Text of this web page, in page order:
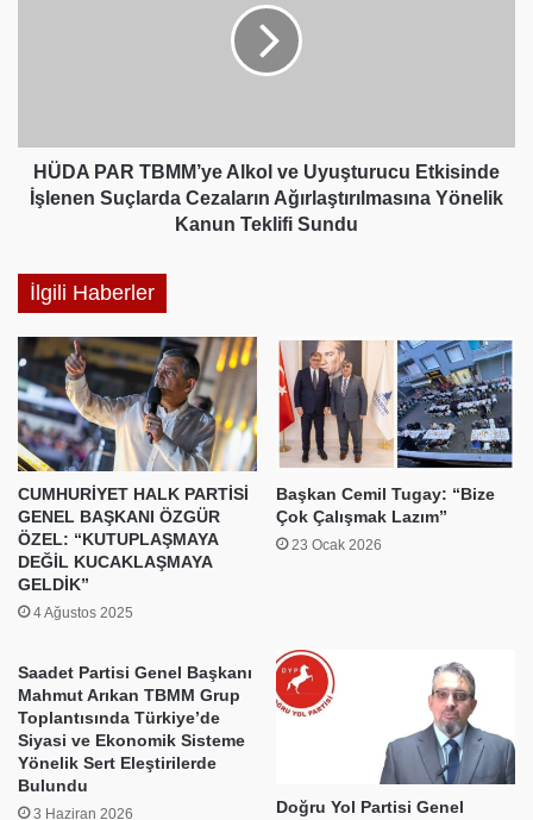
Suçlarda
Cezaların
Ağırlaştırılmasına
Teklifi
Sundu
HÜDA PAR TBMM’ye Alkol ve Uyuşturucu Etkisinde
İşlenen Suçlarda Cezaların Ağırlaştırılmasına Yönelik
Kanun Teklifi Sundu
İlgili Haberler
CUMHURİYET HALK PARTİSİ
GENEL BAŞKANI ÖZGÜR
ÖZEL: “KUTUPLAŞMAYA
DEĞİL KUCAKLAŞMAYA
GELDİK”
4 Ağustos 2025
Başkan Cemil Tugay: “Bize
Çok Çalışmak Lazım”
23 Ocak 2026
Saadet Partisi Genel Başkanı
Mahmut Arıkan TBMM Grup
Toplantısında Türkiye’de
Siyasi ve Ekonomik Sisteme
Yönelik Sert Eleştirilerde
Bulundu
3 Haziran 2026 Doğru Yol Partisi Genel